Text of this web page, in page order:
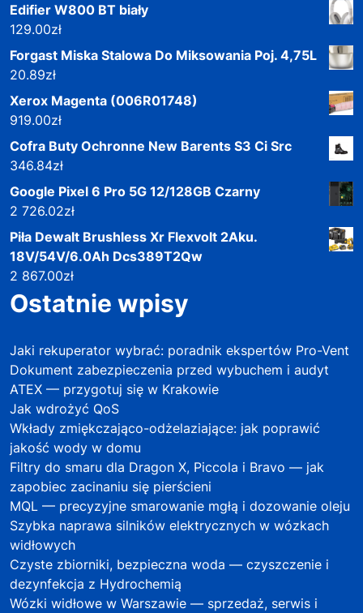
Edifier W800 BT biały
129.00zł
Forgast Miska Stalowa Do Miksowania Poj. 4,75L
20.89zł
Xerox Magenta (006R01748)
919.00zł
Cofra Buty Ochronne New Barents S3 Ci Src
346.84zł
Google Pixel 6 Pro 5G 12/128GB Czarny
2 726.02zł
Piła Dewalt Brushless Xr Flexvolt 2Aku.
18V/54V/6.0Ah Dcs389T2Qw
2 867.00zł
Ostatnie wpisy
Jaki rekuperator wybrać: poradnik ekspertów Pro-Vent
Dokument zabezpieczenia przed wybuchem i audyt
ATEX — przygotuj się w Krakowie
Jak wdrożyć QoS
Wkłady zmiękczająco-odżelaziające: jak poprawić
jakość wody w domu
Filtry do smaru dla Dragon X, Piccola i Bravo — jak
zapobiec zacinaniu się pierścieni
MQL — precyzyjne smarowanie mgłą i dozowanie oleju
Szybka naprawa silników elektrycznych w wózkach
widłowych
Czyste zbiorniki, bezpieczna woda — czyszczenie i
dezynfekcja z Hydrochemią
Wózki widłowe w Warszawie — sprzedaż, serwis i